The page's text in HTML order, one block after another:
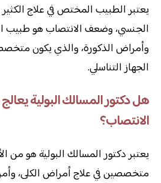
يعتبر الطبيب المختص في علاج
الجنسي، وضعف الانتصاب هو طبيب
وأمراض الذكورة، والذي يكون
الجهاز التناسلي.
هل دكتور المسالك البولية
الانتصاب؟
يعتبر دكتور المسالك البولية هو من
متخصصين في علاج أمراض الكلى،